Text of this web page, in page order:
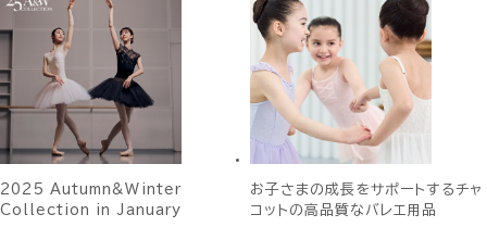
2025 Autumn&Winter
Collection in January
お子さまの成長をサポートするチャ
コットの高品質なバレエ用品